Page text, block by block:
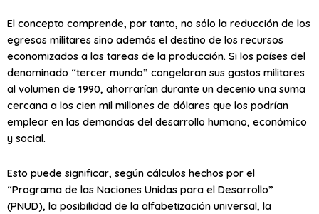
El concepto comprende, por tanto, no sólo la reducción de los
egresos militares sino además el destino de los recursos
economizados a las tareas de la producción. Si los países del
denominado “tercer mundo” congelaran sus gastos militares
al volumen de 1990, ahorrarían durante un decenio una suma
cercana a los cien mil millones de dólares que los podrían
emplear en las demandas del desarrollo humano, económico
y social.
Esto puede significar, según cálculos hechos por el
“Programa de las Naciones Unidas para el Desarrollo”
(PNUD), la posibilidad de la alfabetización universal, la